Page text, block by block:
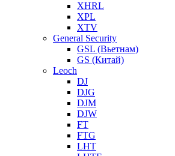
XHRL
XPL
XTV
General Security
GSL (Вьетнам)
GS (Китай)
Leoch
DJ
DJG
DJM
DJW
FT
FTG
LHT